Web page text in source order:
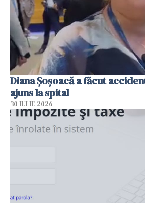
Diana Șoșoacă a făcut
ajuns la spital
30 IULIE 2026